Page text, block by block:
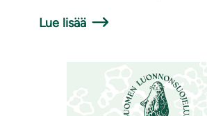
Lue lisää